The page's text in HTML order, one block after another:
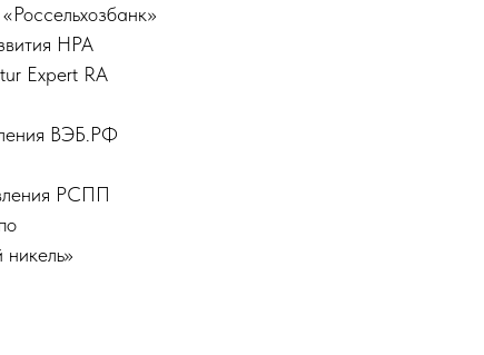
НРА
Expert RA
ВЭБ.РФ
РСПП